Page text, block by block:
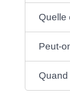
Quelle
Peut-